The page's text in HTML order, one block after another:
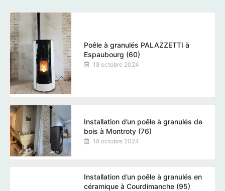
Poêle à granulés PALAZZETTI à
Espaubourg (60)
18 octobre 2024
Installation d’un poêle à granulés de
bois à Montroty (76)
18 octobre 2024
Installation d’un poêle à granulés en
céramique à Courdimanche (95)